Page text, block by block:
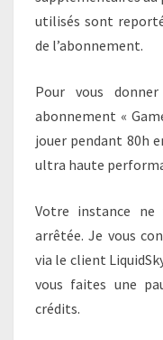
utilisés sont
de l’abonnement.
Pour vous
abonnement «
jouer pendant 80h
ultra haute
Votre instance ne
arrêtée. Je vous
via le client
vous faites une
crédits.